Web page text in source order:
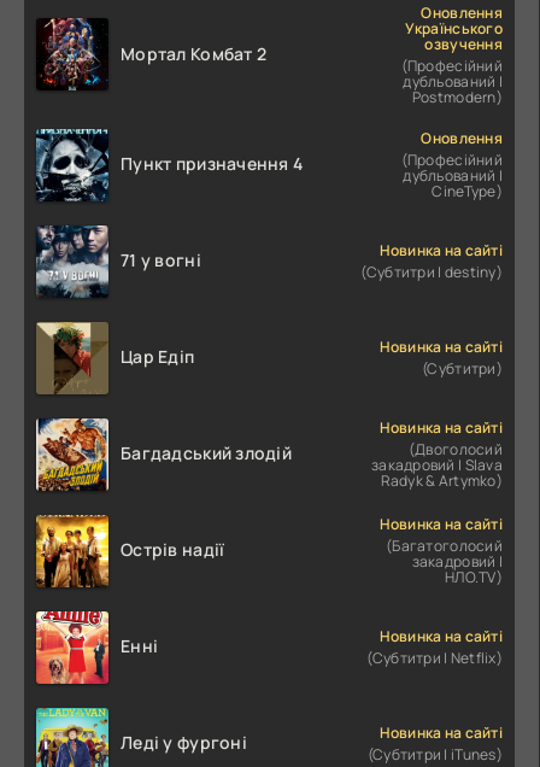
Мортал Комбат 2
Оновлення
Українського
озвучення
(Професійний
дубльований |
Postmodern)
Пункт призначення 4
Оновлення
(Професійний
дубльований |
CineType)
71 у вогні
Новинка на сайті
(Субтитри | destiny)
Цар Едіп
Новинка на сайті
(Субтитри)
Багдадський злодій
Новинка на сайті
(Двоголосий
закадровий | Slava
Radyk & Artymko)
Острів надії
Новинка на сайті
(Багатоголосий
закадровий |
НЛО.TV)
Енні
Новинка на сайті
(Субтитри | Netflix)
Леді у фургоні
Новинка на сайті
(Субтитри | iTunes)